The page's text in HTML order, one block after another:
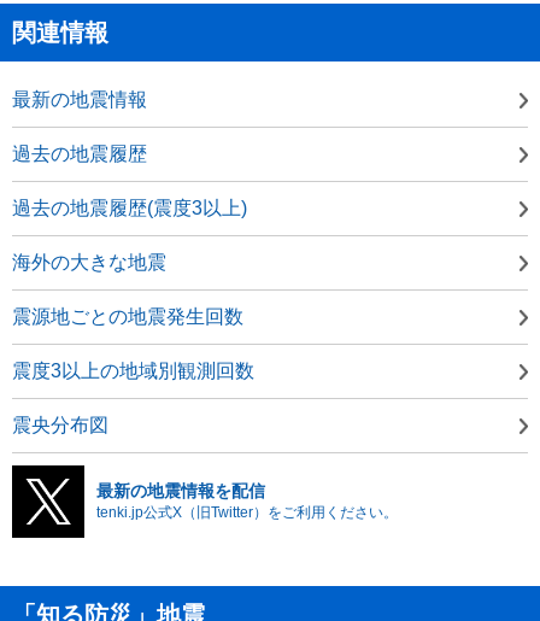
関連情報
最新の地震情報
過去の地震履歴
過去の地震履歴(震度3以上)
海外の大きな地震
震源地ごとの地震発生回数
震度3以上の地域別観測回数
震央分布図
最新の地震情報を配信
tenki.jp公式X（旧Twitter）をご利用ください。
「知る防災」地震